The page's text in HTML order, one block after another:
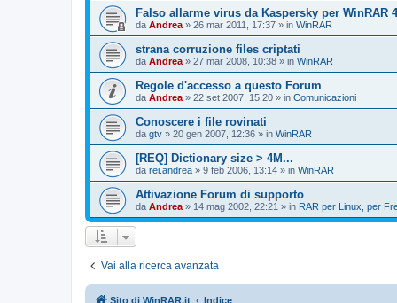
Falso allarme virus da Kaspersky per WinRAR
da Andrea » 26 mar 2011, 17:37 » in WinRAR
strana corruzione files criptati
da Andrea » 27 mar 2008, 10:38 » in WinRAR
Regole d'accesso a questo Forum
da Andrea » 22 set 2007, 15:20 » in Comunicazioni
Conoscere i file rovinati
da gtv » 20 gen 2007, 12:36 » in WinRAR
[REQ] Dictionary size > 4M...
da rei.andrea » 9 feb 2006, 13:14 » in WinRAR
Attivazione Forum di supporto
da Andrea » 14 mag 2002, 22:21 » in RAR per Linux, per
Vai alla ricerca avanzata
Sito di WinRAR.it Indice